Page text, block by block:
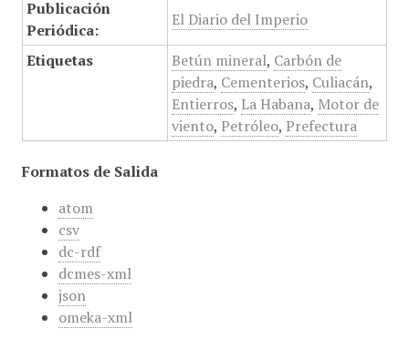
Publicación
Periódica:
El Diario del Imperio
Etiquetas Betún mineral, Carbón de
piedra, Cementerios, Culiacán,
Entierros, La Habana, Motor de
viento, Petróleo, Prefectura
Formatos de Salida
atom
csv
dc-rdf
dcmes-xml
json
omeka-xml